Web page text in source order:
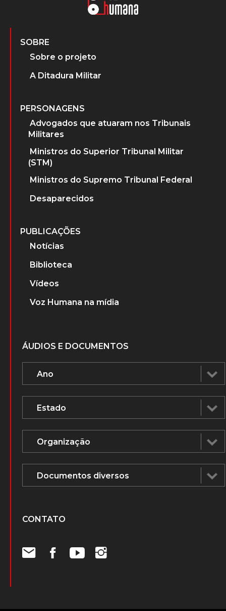
SOBRE
Sobre o projeto
A Ditadura Militar
PERSONAGENS
Advogados que atuaram nos Tribunais
Militares
Ministros do Superior Tribunal Militar
(STM)
Ministros do Supremo Tribunal Federal
Desaparecidos
PUBLICAÇÕES
Notícias
Biblioteca
Vídeos
Voz Humana na mídia
ÁUDIOS E DOCUMENTOS
CONTATO